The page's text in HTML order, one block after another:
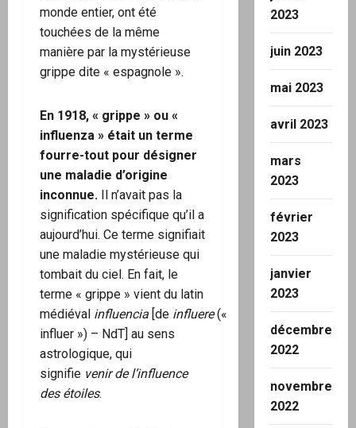
monde entier, ont été
touchées de la même
manière par la mystérieuse
grippe dite « espagnole ».
En 1918, « grippe » ou «
influenza » était un terme
fourre-tout pour désigner
une maladie d’origine
inconnue. Il n’avait pas la
signification spécifique qu’il a
aujourd’hui. Ce terme signifiait
une maladie mystérieuse qui
tombait du ciel. En fait, le
terme « grippe » vient du latin
médiéval influencia [de influere(«
influer ») – NdT] au sens
astrologique, qui
signifie venir de l’influence
des étoiles.
2023
juin 2023
mai 2023
avril 2023
mars
2023
février
2023
janvier
2023
décembre
2022
novembre
2022